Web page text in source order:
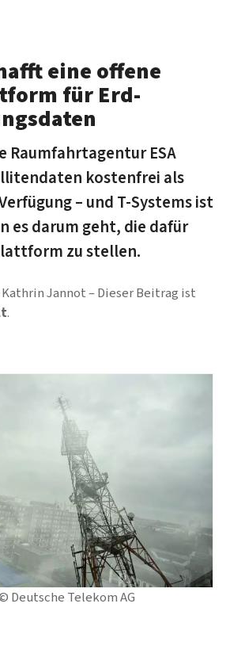
Deutsche Telekom AG
eine offene
für Erd­
Raum­fahrt­agentur ESA
kosten­frei als
– und T-Systems ist
es darum geht, die dafür
zu stellen.
Kathrin Jannot
Dieser Beitrag ist
.